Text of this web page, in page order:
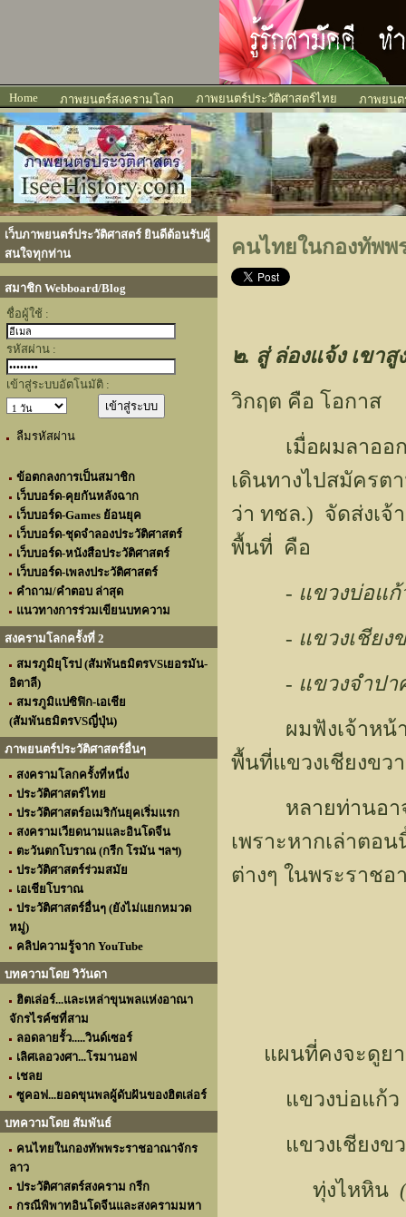
Home ภาพยนตร์สงครามโลก ภาพยนตร์ประวัติศาสตร์ไทย ภาพยนต
เว็บภาพยนตร์ประวัติศาสตร์ ยินดีต้อนรับผู้
สนใจทุกท่าน
สมาชิก Webboard/Blog
ชื่อผู้ใช้ :
รหัสผ่าน :
เข้าสู่ระบบอัตโนมัติ :
ลืมรหัสผ่าน
ข้อตกลงการเป็นสมาชิก
เว็บบอร์ด-คุยกันหลังฉาก
เว็บบอร์ด-Games ย้อนยุค
เว็บบอร์ด-ชุดจำลองประวัติศาสตร์
เว็บบอร์ด-หนังสือประวัติศาสตร์
เว็บบอร์ด-เพลงประวัติศาสตร์
คำถาม/คำตอบ ล่าสุด
แนวทางการร่วมเขียนบทความ
สงครามโลกครั้งที่ 2
สมรภูมิยุโรป (สัมพันธมิตรVSเยอรมัน-
อิตาลี)
สมรภูมิแปซิฟิก-เอเชีย
(สัมพันธมิตรVSญี่ปุ่น)
ภาพยนตร์ประวัติศาสตร์อื่นๆ
สงครามโลกครั้งที่หนึ่ง
ประวัติศาสตร์ไทย
ประวัติศาสตร์อเมริกันยุคเริ่มแรก
สงครามเวียดนามและอินโดจีน
ตะวันตกโบราณ (กรีก โรมัน ฯลฯ)
ประวัติศาสตร์ร่วมสมัย
เอเชียโบราณ
ประวัติศาสตร์อื่นๆ (ยังไม่แยกหมวด
หมู่)
คลิปความรู้จาก YouTube
บทความโดย วิวันดา
ฮิตเล่อร์...และเหล่าขุนพลแห่งอาณา
จักรไรค์ซที่สาม
ลอดลายรั้ว.....วินด์เซอร์
เลิศเลอวงศา...โรมานอฟ
เชลย
ซูคอฟ...ยอดขุนพลผู้ดับฝันของฮิตเล่อร์
บทความโดย สัมพันธ์
คนไทยในกองทัพพระราชอาณาจักร
ลาว
ประวัติศาสตร์สงคราม กรีก
กรณีพิพาทอินโดจีนและสงครามมหา
คนไทยในกองทัพพ
๒. สู่ ล่องแจ้ง เขาสูง
วิกฤต คือ โอกาส
เมื่อผมลาออกจ
เดินทางไปสมัครต
ว่า ทชล.) จัดส่งเ
พื้นที่ คือ
- แขวงบ่อแก้ว (
- แขวงเชียงขว
- แขวงจำปาศัก
ผมฟังเจ้าหน้าที่
พื้นที่แขวงเชียงข
หลายท่านอาจจ
เพราะหากเล่าต
ต่างๆ ในพระราช
แผนที่คงจะดูย
แขวงบ่อแก้ว
แขวงเชียง
ทุ่งไหหิน